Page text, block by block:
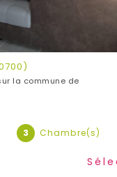
la commune de
3 Chambre(s)